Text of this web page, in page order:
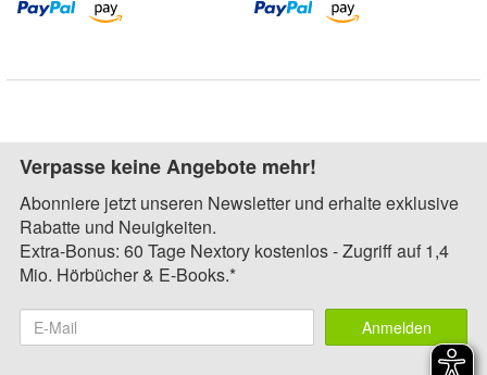
Verpasse keine Angebote mehr!
Abonniere jetzt unseren Newsletter und erhalte exklusive
Rabatte und Neuigkeiten.
Extra-Bonus: 60 Tage Nextory kostenlos - Zugriff auf 1,4
Mio. Hörbücher & E-Books.*
Anmelden